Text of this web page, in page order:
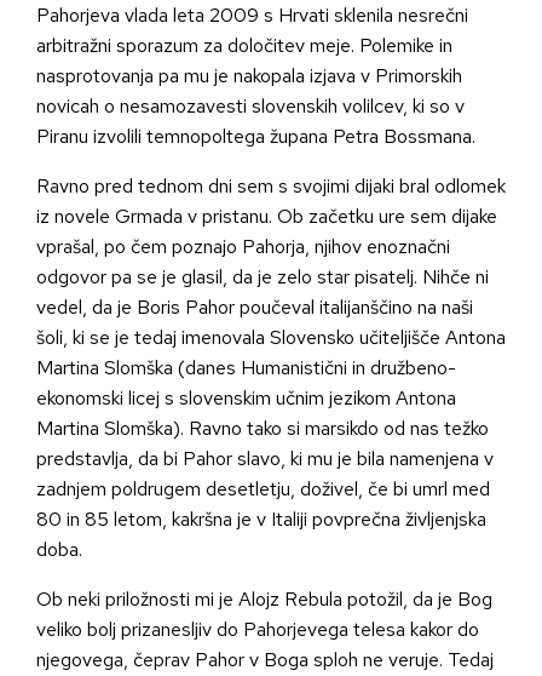
Pahorjeva vlada leta 2009 s Hrvati sklenila nesrečni
arbitražni sporazum za določitev meje. Polemike in
nasprotovanja pa mu je nakopala izjava v Primorskih
novicah o nesamozavesti slovenskih volilcev, ki so v
Piranu izvolili temnopoltega župana Petra Bossmana.
Ravno pred tednom dni sem s svojimi dijaki bral odlomek
iz novele Grmada v pristanu. Ob začetku ure sem dijake
vprašal, po čem poznajo Pahorja, njihov enoznačni
odgovor pa se je glasil, da je zelo star pisatelj. Nihče ni
vedel, da je Boris Pahor poučeval italijanščino na naši
šoli, ki se je tedaj imenovala Slovensko učiteljišče Antona
Martina Slomška (danes Humanistični in družbeno-
ekonomski licej s slovenskim učnim jezikom Antona
Martina Slomška). Ravno tako si marsikdo od nas težko
predstavlja, da bi Pahor slavo, ki mu je bila namenjena v
zadnjem poldrugem desetletju, doživel, če bi umrl med
80 in 85 letom, kakršna je v Italiji povprečna življenjska
doba.
Ob neki priložnosti mi je Alojz Rebula potožil, da je Bog
veliko bolj prizanesljiv do Pahorjevega telesa kakor do
njegovega, čeprav Pahor v Boga sploh ne veruje. Tedaj